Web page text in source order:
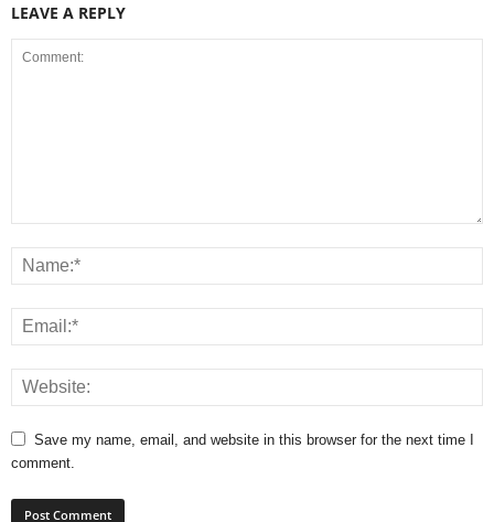
LEAVE A REPLY
Save my name, email, and website in this browser for the next time I
comment.